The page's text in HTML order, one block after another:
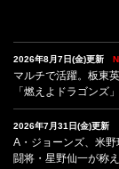
2026年8月7日(金)更新
マルチで活躍。板東
「燃えよドラゴンズ
2026年7月31日(金)更新
A・ジョーンズ、米野
闘将・星野仙一が称